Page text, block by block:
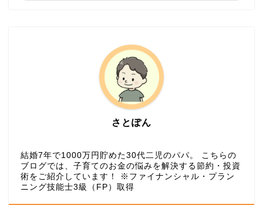
さとぽん
結婚7年で1000万円貯めた30代二児のパパ。 こちらの
ブログでは、子育てのお金の悩みを解決する節約・投資
術をご紹介しています！ ※ファイナンシャル・プラン
ニング技能士3級（FP）取得